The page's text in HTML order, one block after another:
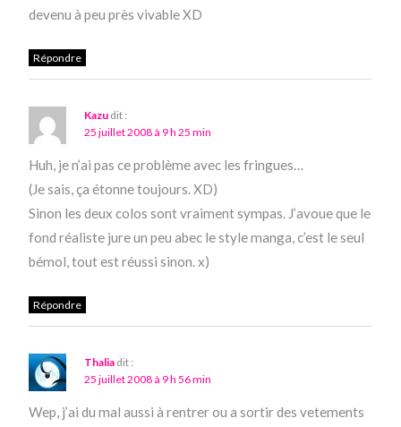
devenu à peu près vivable XD
Répondre
Kazu dit :
25 juillet 2008 à 9 h 25 min
Huh, je n’ai pas ce problème avec les fringues…
(Je sais, ça étonne toujours. XD)
Sinon les deux colos sont vraiment sympas. J’avoue que le
fond réaliste jure un peu abec le style manga, c’est le seul
bémol, tout est réussi sinon. x)
Répondre
Thalia dit :
25 juillet 2008 à 9 h 56 min
Wep, j’ai du mal aussi à rentrer ou a sortir des vetements